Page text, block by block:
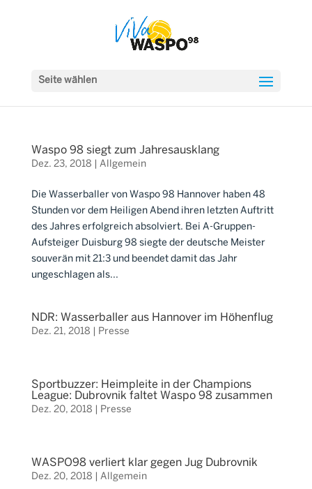
Seite wählen
Waspo 98 siegt zum Jahresausklang
Dez. 23, 2018 Allgemein
Die Wasserballer von Waspo 98 Hannover haben 48
Stunden vor dem Heiligen Abend ihren letzten Auftritt
des Jahres erfolgreich absolviert. Bei A-Gruppen-
Aufsteiger Duisburg 98 siegte der deutsche Meister
souverän mit 21:3 und beendet damit das Jahr
ungeschlagen als...
NDR: Wasserballer aus Hannover im Höhenflug
Dez. 21, 2018 Presse
Sportbuzzer: Heimpleite in der Champions
League: Dubrovnik faltet Waspo 98 zusammen
Dez. 20, 2018 Presse
WASPO98 verliert klar gegen Jug Dubrovnik
Dez. 20, 2018 Allgemein